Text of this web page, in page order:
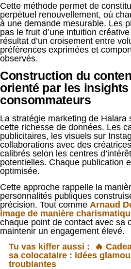
Cette méthode permet de
perpétuel renouvellement, où
à une demande mesurable. Les
pas le fruit d’une intuition
résultat d’un croisement entre
préférences exprimées et
observés.
Construction du
orienté par les insights
consommateurs
La stratégie marketing de Halara
cette richesse de données. Les
publicitaires, les visuels sur
collaborations avec des
calibrés selon les centres
potentielles. Chaque publication
optimisée.
Cette approche rappelle la
personnalités publiques
précision. Tout comme Arnaud
image de manière
chaque point de contact avec sa
maintenir un engagement élevé.
Tu vas kiffer aussi :
🔥
sa colocataire : idées
troublantes